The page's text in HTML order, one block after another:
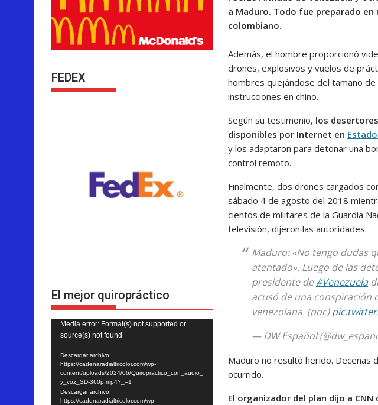
a Maduro. Todo fue preparado
colombiano.
Además, el hombre proporcionó
drones, explosivos y vuelos de
hombres quejándose del tamaño
instrucciones en chino.
Según su testimonio, los
disponibles por Internet en
y los adaptaron para detonar una
control remoto.
Finalmente, dos drones cargados
sábado 4 de agosto del 2018
cientos de militares de la Guardia
televisión, dijeron las autoridades.
Maduro: «No tengo dudas
atentado». Luego de las
presidente de#Venezuela
acusó de una conspiración
venezolana. (poc)
— DW Español
Maduro no resultó herido. Decenas
ocurrido.
El organizador del plan dijo a
FEDEX
El mejor quiropráctico
Reproductor
de
vídeo
Media error: Format(s) not supported or
source(s) not found
Descargar archivo:
https://cadenaradialtricolor.com/wp-
content/uploads/2024/06/Quiropractico_con_audio_
y_voz_SD-360p.mp4?_=1
Descargar archivo:
https://cadenaradialtricolor.com/wp-